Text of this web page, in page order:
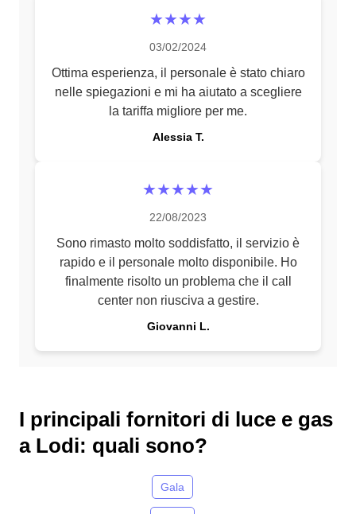
★★★★
03/02/2024
Ottima esperienza, il personale è stato chiaro
nelle spiegazioni e mi ha aiutato a scegliere
la tariffa migliore per me.
Alessia T.
★★★★★
22/08/2023
Sono rimasto molto soddisfatto, il servizio è
rapido e il personale molto disponibile. Ho
finalmente risolto un problema che il call
center non riusciva a gestire.
Giovanni L.
I principali fornitori di luce e gas
a Lodi: quali sono?
Gala